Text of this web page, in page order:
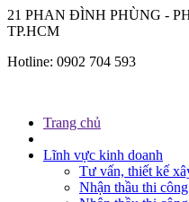
21 PHAN ĐÌNH PHÙNG -
TP.HCM
Hotline: 0902 704 593
Trang chủ
Lĩnh vực kinh doanh
Tư vấn, thiết kế
Nhận thầu thi